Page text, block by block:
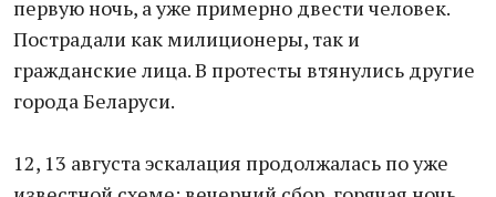
первую ночь, а уже примерно двести человек.
Пострадали как милиционеры, так и
гражданские лица. В протесты втянулись другие
города Беларуси.
12, 13 августа эскалация продолжалась по уже